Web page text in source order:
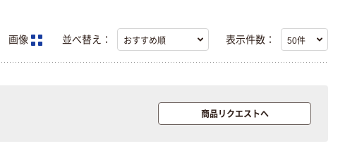
画像 並べ替え： 表示件数：
商品リクエストへ